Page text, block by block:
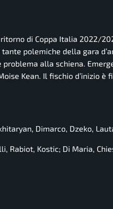
di Coppa Italia 2022/
polemiche della gara
alla schiena.
Kean. Il fischio d’inizio è
Dimarco, Dzeko,
Rabiot, Kostic; Di Maria,